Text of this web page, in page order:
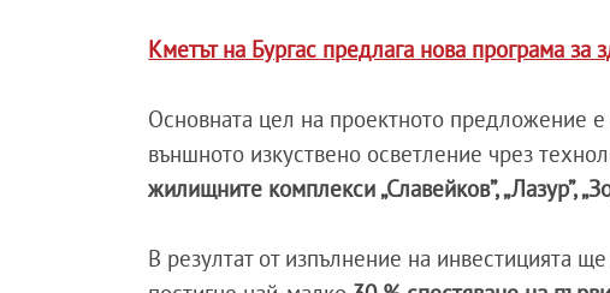
Кметът на Бургас предлага нова програма за
Основната цел на проектното предложение
външното изкуствено осветление чрез
жилищните комплекси „Славейков”, „Лазур”,
В резултат от изпълнение на инвестицията